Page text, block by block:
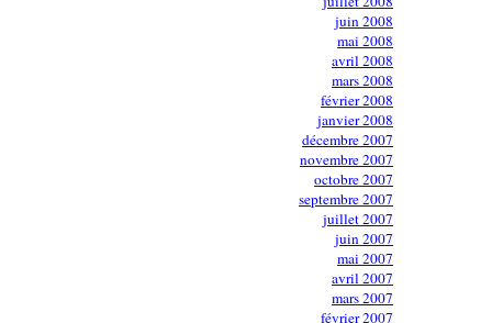
juin 2008
mai 2008
avril 2008
mars 2008
février 2008
janvier 2008
décembre 2007
novembre 2007
octobre 2007
septembre 2007
juillet 2007
juin 2007
mai 2007
avril 2007
mars 2007
février 2007